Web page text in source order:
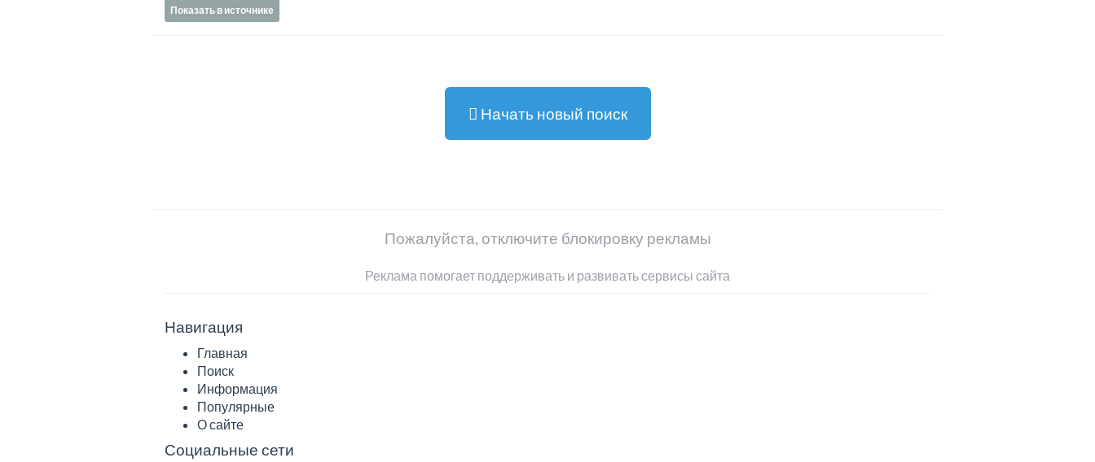
Показать в источнике
Начать новый поиск
Пожалуйста, отключите блокировку рекламы
Реклама помогает поддерживать и развивать сервисы сайта
Навигация
Главная
Поиск
Информация
Популярные
О сайте
Социальные сети